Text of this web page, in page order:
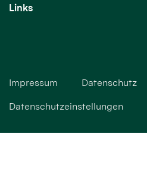
Links
Impressum Datenschutz
Datenschutzeinstellungen